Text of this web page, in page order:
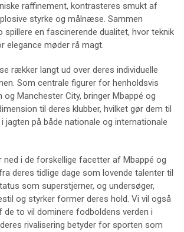
raffinement, kontrasteres smukt af
styrke og målnæse. Sammen
en fascinerende dualitet, hvor teknik
elegance møder rå magt.
rækker langt ud over deres individuelle
Som centrale figurer for henholdsvis
og Manchester City, bringer Mbappé og
til deres klubber, hvilket gør dem til
jagten på både nationale og internationale
ned i de forskellige facetter af Mbappé og
deres tidlige dage som lovende talenter til
som superstjerner, og undersøger,
og styrker former deres hold. Vi vil også
de to vil dominere fodboldens verden i
rivalisering betyder for sporten som